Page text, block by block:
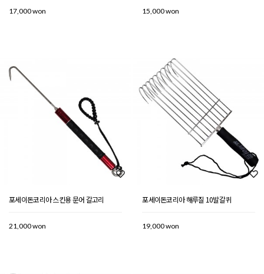
17,000 won 15,000 won
포세이돈코리아 스킨용 문어 갈고리
21,000 won
포세이돈코리아 해루질 10발갈퀴
19,000 won